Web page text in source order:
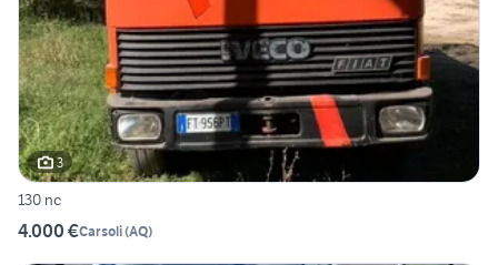
3
130 nc
4.000 €Carsoli(AQ)